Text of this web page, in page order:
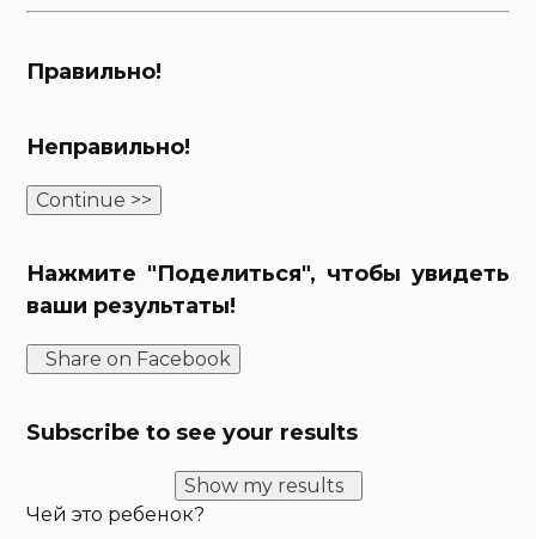
Правильно!
Неправильно!
Continue >>
Нажмите "Поделиться", чтобы увидеть
ваши результаты!
Share on Facebook
Subscribe to see your results
Show my results
Чей это ребенок?